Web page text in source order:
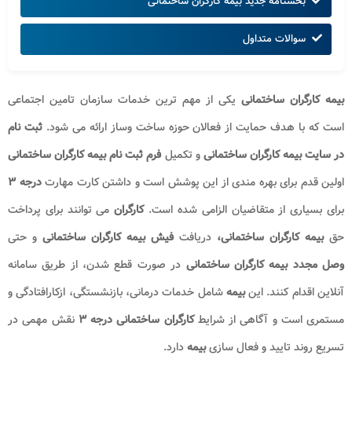
سوالات متداول
بیمه کارگران ساختمانی یکی از مهم ترین خدمات سازمان تامین اجتماعی
است که با هدف حمایت از فعالان حوزه ساخت وساز ارائه می شود.ثبت نام
درسایت بیمه کارگران ساختمانیو تکمیلفرم ثبت نام بیمه کارگران ساختمانی
اولین قدم برای بهره مندی از این پوشش است و داشتن کارت مهارتدرجه ۳
برای بسیاری از متقاضیان الزامی شده است.کارگران می توانند برای پرداخت
حقبیمه کارگران ساختمانی، دریافتفیش بیمه کارگران ساختمانی و حتی
وصل مجدد بیمه کارگران ساختمانی در صورت قطع شدن، از طریق سامانه
آنلاین اقدام کنند. اینبیمهشامل خدمات درمانی، بازنشستگی، ازکارافتادگی و
مستمری است و آگاهی از شرایطکارگران ساختمانی درجه ۳
نقش مهمی در
تسریع روند تایید و فعال سازیبیمهدارد.